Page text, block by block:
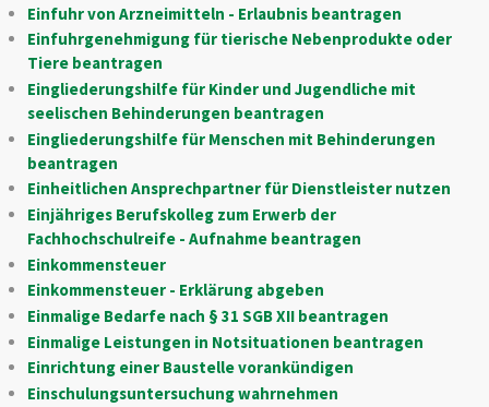
Einfuhr von Arzneimitteln - Erlaubnis beantragen
Einfuhrgenehmigung für tierische Nebenprodukte oder
Tiere beantragen
Eingliederungshilfe für Kinder und Jugendliche mit
seelischen Behinderungen beantragen
Eingliederungshilfe für Menschen mit Behinderungen
beantragen
Einheitlichen Ansprechpartner für Dienstleister nutzen
Einjähriges Berufskolleg zum Erwerb der
Fachhochschulreife - Aufnahme beantragen
Einkommensteuer
Einkommensteuer - Erklärung abgeben
Einmalige Bedarfe nach § 31 SGB XII beantragen
Einmalige Leistungen in Notsituationen beantragen
Einrichtung einer Baustelle vorankündigen
Einschulungsuntersuchung wahrnehmen